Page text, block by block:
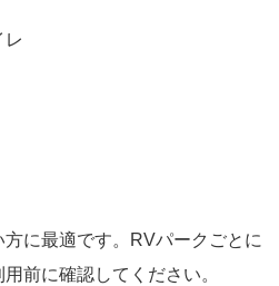
レ
に最適です。RVパークごとに
前に確認してください。